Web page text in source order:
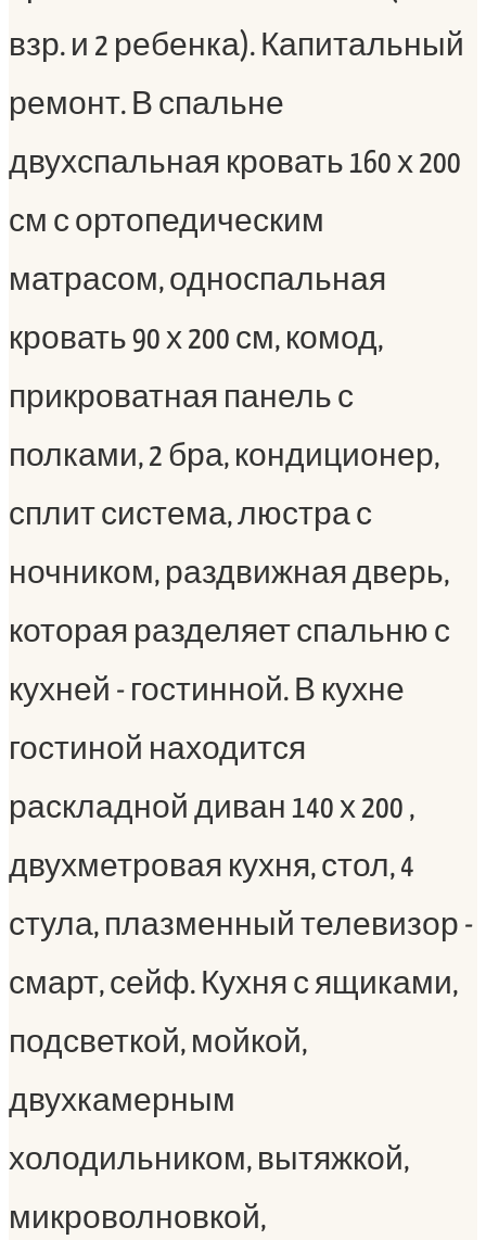
взр. и 2 ребенка). Капитальный
ремонт. В спальне
двухспальная кровать 160 х 200
см с ортопедическим
матрасом, односпальная
кровать 90 х 200 см, комод,
прикроватная панель с
полками, 2 бра, кондиционер,
сплит система, люстра с
ночником, раздвижная дверь,
которая разделяет спальню с
кухней - гостинной. В кухне
гостиной находится
раскладной диван 140 х 200 ,
двухметровая кухня, стол, 4
стула, плазменный телевизор -
смарт, сейф. Кухня с ящиками,
подсветкой, мойкой,
двухкамерным
холодильником, вытяжкой,
микроволновкой,